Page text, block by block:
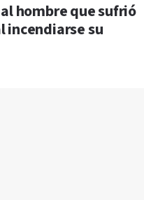
hombre que sufrió
incendiarse su